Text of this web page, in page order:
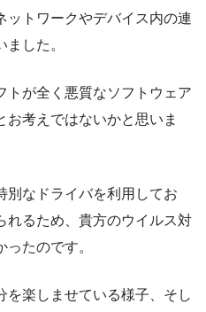
ットワークやデバイス内の連
した。
トが全く悪質なソフトウェア
お考えではないかと思いま
別なドライバを利用してお
れるため、貴方のウイルス対
たのです。
を楽しませている様子、そし